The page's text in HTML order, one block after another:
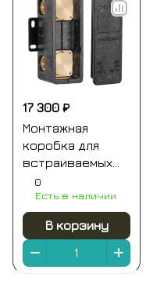
17 300 ₽
Монтажная
коробка для
встраиваемых
смесителей на 3
выхода (для
ххх93kb и
хх937kb) remer
0
Есть в наличии
В корзину